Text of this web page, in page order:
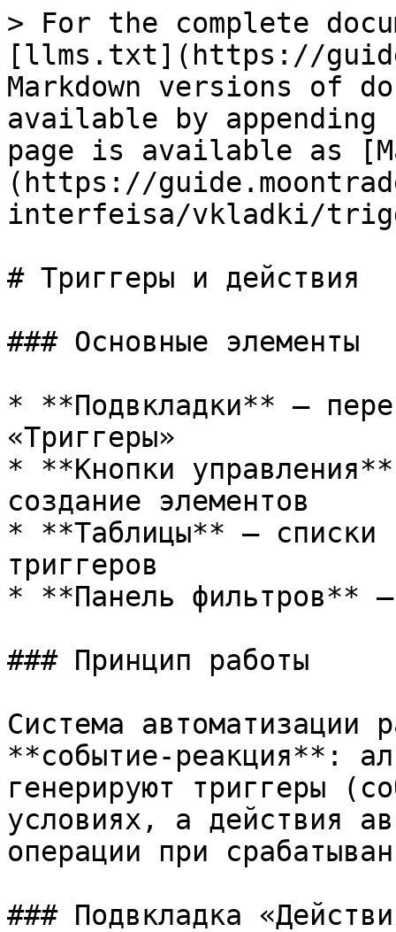
> For the complete
[llms.txt](https://
Markdown versions of
available by
page is available as
(https://
interfeisa/vkladki/
# Триггеры и действия
### Основные элементы
* **Подвкладки** —
«Триггеры»
* **Кнопки
создание элементов
* **Таблицы** — списки
триггеров
* **Панель фильтров**
### Принцип работы
Система автоматизации
**событие-реакция**:
генерируют триггеры
условиях, а действия
операции при
### Подвкладка